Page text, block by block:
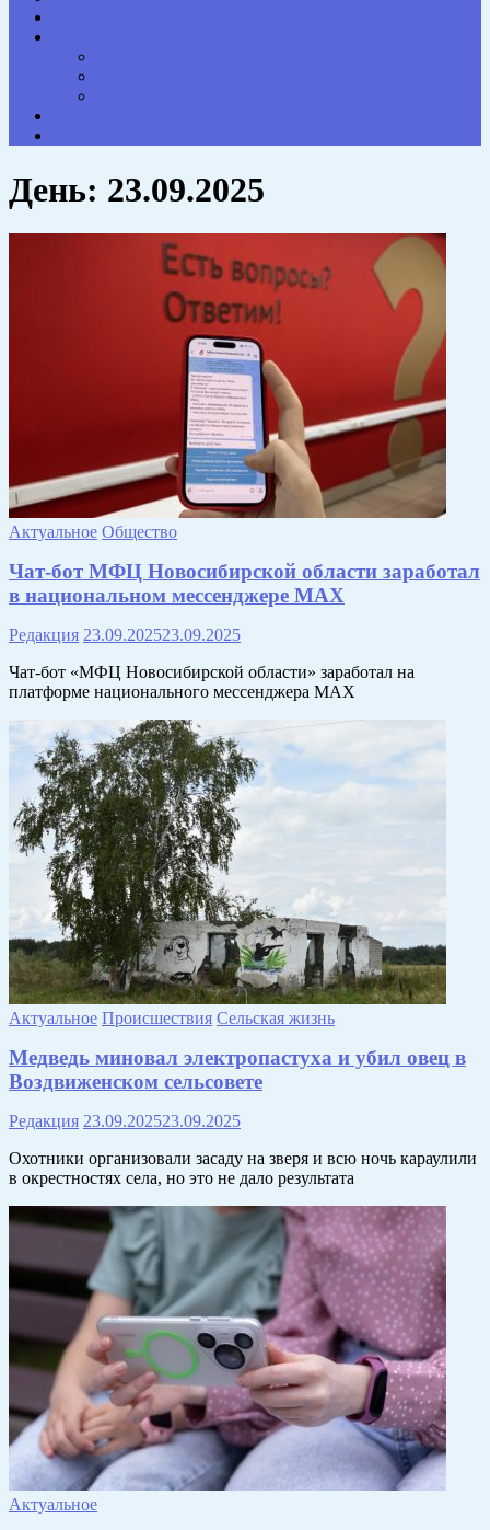
День: 23.09.2025
Актуальное Общество
Чат-бот МФЦ Новосибирской области заработал
в национальном мессенджере MAX
Редакция 23.09.202523.09.2025
Чат-бот «МФЦ Новосибирской области» заработал на
платформе национального мессенджера МАХ
Актуальное Происшествия Сельская жизнь
Медведь миновал электропастуха и убил овец в
Воздвиженском сельсовете
Редакция 23.09.202523.09.2025
Охотники организовали засаду на зверя и всю ночь караулили
в окрестностях села, но это не дало результата
Актуальное